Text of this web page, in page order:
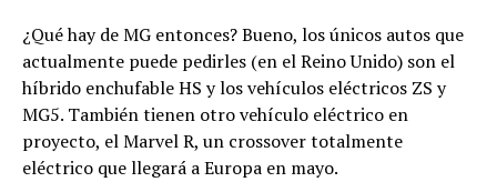
¿Qué hay de MG entonces? Bueno, los únicos autos que
actualmente puede pedirles (en el Reino Unido) son el
híbrido enchufable HS y los vehículos eléctricos ZS y
MG5. También tienen otro vehículo eléctrico en
proyecto, el Marvel R, un crossover totalmente
eléctrico que llegará a Europa en mayo.